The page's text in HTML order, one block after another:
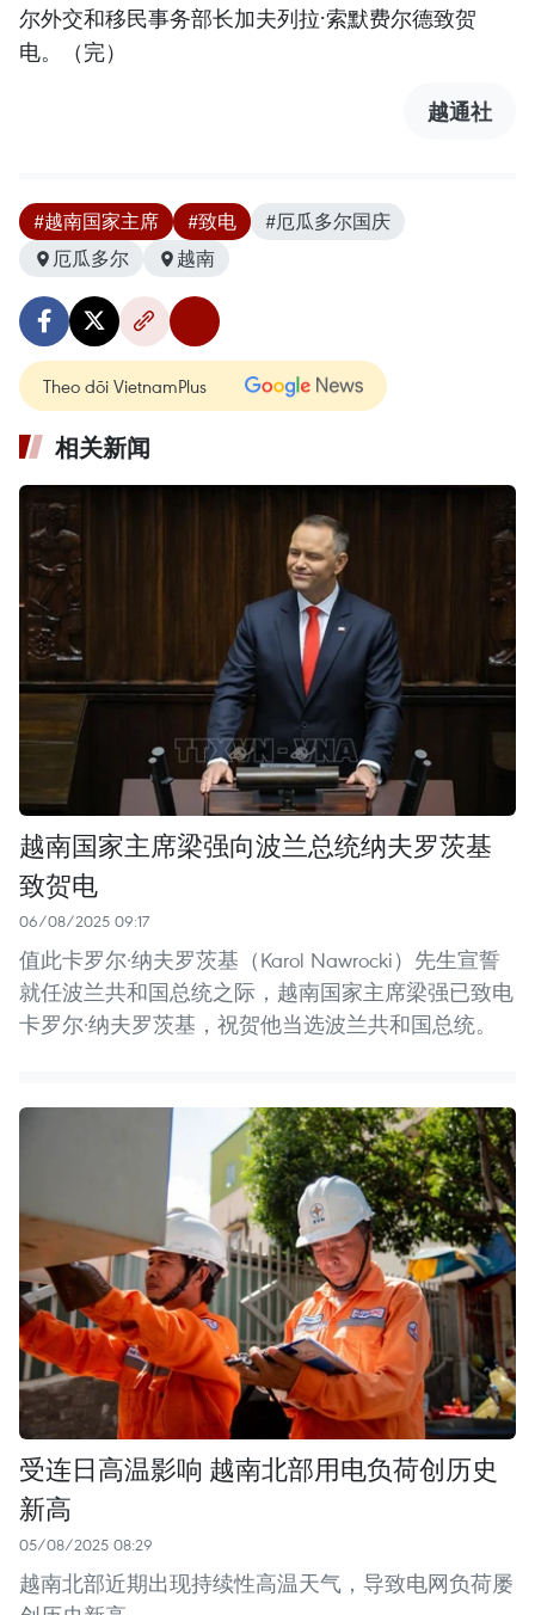
尔外交和移民事务部长加夫列拉·索默费尔德致贺
电。（完）
越通社
#越南国家主席 #致电
#厄瓜多尔国庆
厄瓜多尔
越南
Theo dõi VietnamPlus
相关新闻
越南国家主席梁强向波兰总统纳夫罗茨基
致贺电
06/08/2025 09:17
值此卡罗尔·纳夫罗茨基（Karol Nawrocki）先生宣誓
就任波兰共和国总统之际，越南国家主席梁强已致电
卡罗尔·纳夫罗茨基，祝贺他当选波兰共和国总统。
受连日高温影响 越南北部用电负荷创历史
新高
05/08/2025 08:29
越南北部近期出现持续性高温天气，导致电网负荷屡